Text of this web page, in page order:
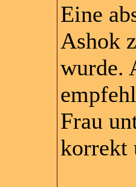
Eine
Ashok
wurde.
Frau
korrekt